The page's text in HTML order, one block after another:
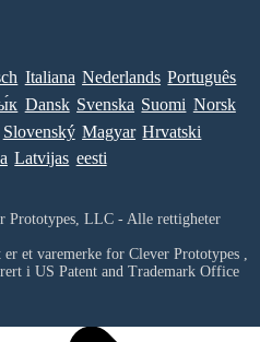
Italiana Nederlands Português
Dansk Svenska Suomi Norsk
Slovenský Magyar Hrvatski
Latvijas eesti
Prototypes, LLC - Alle rettigheter
er et varemerke for Clever Prototypes ,
i US Patent and Trademark Office